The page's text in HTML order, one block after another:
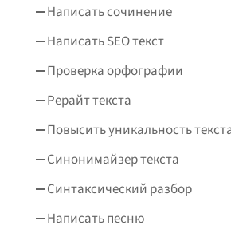
Написать сочинение
Написать SEO текст
Проверка орфографии
Рерайт текста
Повысить уникальность
Синонимайзер текста
Синтаксический разбор
Написать песню